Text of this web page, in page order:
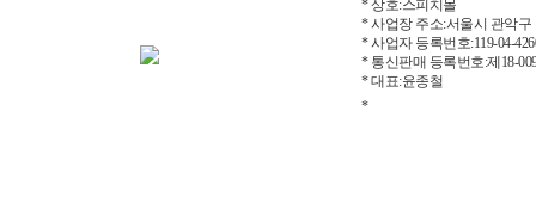
* 상호:스피치몰
* 사업장 주소:서울시 관악구
* 사업자 등록번호:119-04-
* 통신판매 등록번호:제18-
* 대표:윤종철
*